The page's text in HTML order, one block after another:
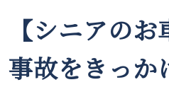
【シニアの
事故をきっか